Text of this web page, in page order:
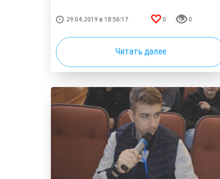
29.04.2019 в 18:56:17 0 0
Читать далее